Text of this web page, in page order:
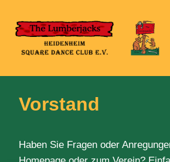
Inhalt
springen
Vorstand
Haben Sie Fragen oder